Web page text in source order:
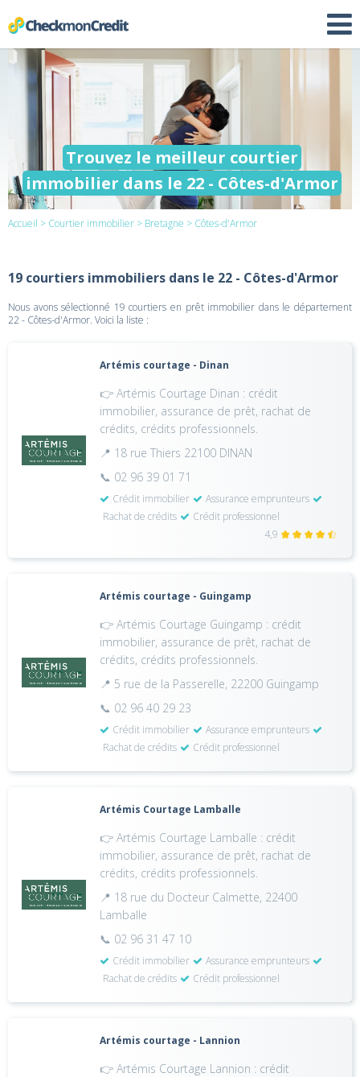
Trouvez le meilleur courtier
immobilier dans le 22 - Côtes-d'Armor
Accueil > Courtier immobilier > Bretagne > Côtes-d'Armor
19 courtiers immobiliers dans le 22 - Côtes-d'Armor
Nous avons sélectionné 19 courtiers en prêt immobilier dans le département
22 - Côtes-d'Armor. Voici la liste :
Artémis courtage - Dinan
👉 Artémis Courtage Dinan : crédit
immobilier, assurance de prêt, rachat de
crédits, crédits professionnels.
📍 18 rue Thiers 22100 DINAN
📞 02 96 39 01 71
Crédit immobilier
Assurance emprunteurs
Rachat de crédits
Crédit professionnel
4,9
Artémis courtage - Guingamp
👉 Artémis Courtage Guingamp : crédit
immobilier, assurance de prêt, rachat de
crédits, crédits professionnels.
📍 5 rue de la Passerelle, 22200 Guingamp
📞 02 96 40 29 23
Crédit immobilier
Assurance emprunteurs
Rachat de crédits
Crédit professionnel
Artémis Courtage Lamballe
👉 Artémis Courtage Lamballe : crédit
immobilier, assurance de prêt, rachat de
crédits, crédits professionnels.
📍 18 rue du Docteur Calmette, 22400
Lamballe
📞 02 96 31 47 10
Crédit immobilier
Assurance emprunteurs
Rachat de crédits
Crédit professionnel
Artémis courtage - Lannion
👉 Artémis Courtage Lannion : crédit